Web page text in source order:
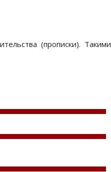
(прописки). Такими